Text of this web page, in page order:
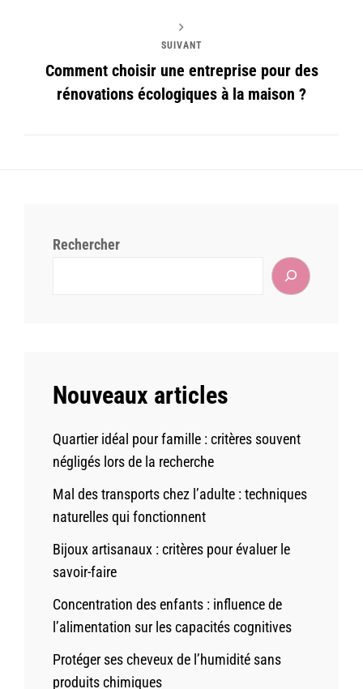
SUIVANT
Comment choisir une entreprise pour des
rénovations écologiques à la maison ?
Rechercher
Nouveaux articles
Quartier idéal pour famille : critères souvent
négligés lors de la recherche
Mal des transports chez l’adulte : techniques
naturelles qui fonctionnent
Bijoux artisanaux : critères pour évaluer le
savoir-faire
Concentration des enfants : influence de
l’alimentation sur les capacités cognitives
Protéger ses cheveux de l’humidité sans
produits chimiques